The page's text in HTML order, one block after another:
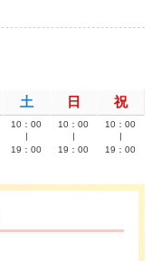
土 日 祝
10：00
19：00
10：00
19：00
10：00
19：00